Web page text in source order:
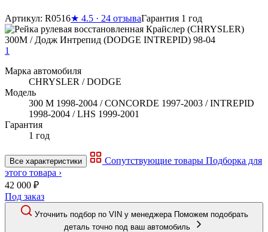
Артикул: R0516★ 4.5 · 24 отзываГарантия 1 год
1
Марка автомобиля
CHRYSLER / DODGE
Модель
300 M 1998-2004 / CONCORDE 1997-2003 / INTREPID
1998-2004 / LHS 1999-2001
Гарантия
1 год
Все характеристики Сопутствующие товары Подборка для
этого товара ›
42 000 ₽
Под заказ
Уточнить подбор по VIN у менеджера Поможем подобрать
деталь точно под ваш автомобиль